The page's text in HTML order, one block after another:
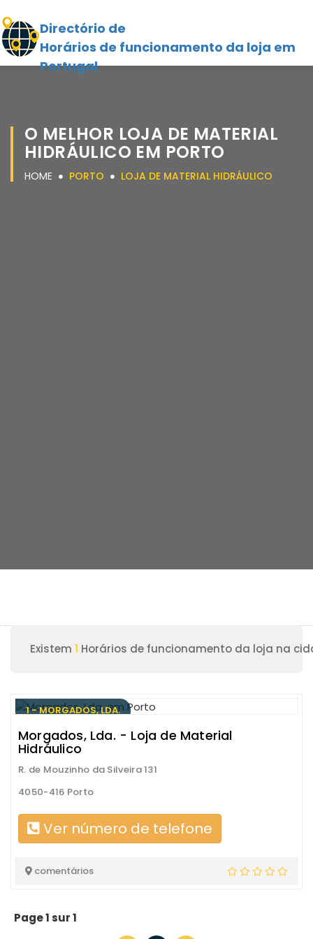
Directório de
Horários de funcionamento da loja em
Portugal
O MELHOR LOJA DE MATERIAL
HIDRÁULICO EM PORTO
HOME PORTO LOJA DE MATERIAL HIDRÁULICO
Existem 1 Horários de funcionamento da loja na
1 - MORGADOS, LDA.
Morgados, Lda. - Loja de Material
Hidráulico
R. de Mouzinho da Silveira 131
4050-416 Porto
Ver número de telefone
comentários
Page 1 sur 1